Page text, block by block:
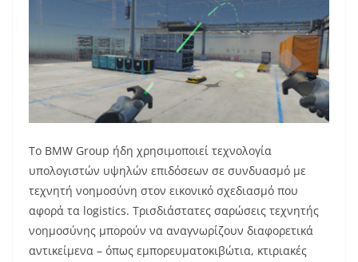
Το BMW Group ήδη χρησιμοποιεί τεχνολογία
υπολογιστών υψηλών επιδόσεων σε συνδυασμό με
τεχνητή νοημοσύνη στον εικονικό σχεδιασμό που
αφορά τα logistics. Τρισδιάστατες σαρώσεις τεχνητής
νοημοσύνης μπορούν να αναγνωρίζουν διαφορετικά
αντικείμενα – όπως εμπορευματοκιβώτια, κτιριακές